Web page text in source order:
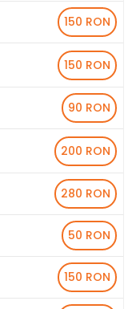
150 RON
150 RON
90 RON
200 RON
280 RON
50 RON
150 RON